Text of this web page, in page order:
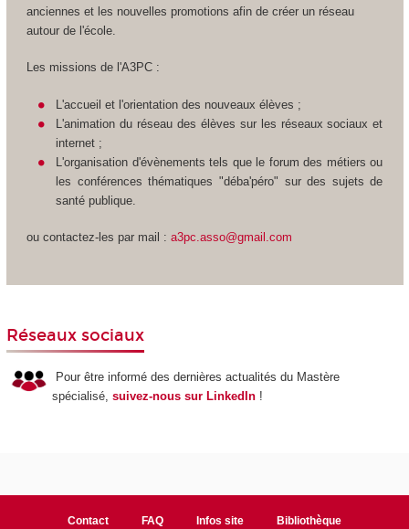
anciennes et les nouvelles promotions afin de créer un réseau
autour de l'école.
Les missions de l'A3PC :
L'accueil et l'orientation des nouveaux élèves ;
L'animation du réseau des élèves sur les réseaux sociaux et
internet ;
L'organisation d'évènements tels que le forum des métiers ou
les conférences thématiques "déba'péro" sur des sujets de
santé publique.
ou contactez-les par mail : a3pc.asso@gmail.com
Réseaux sociaux
Pour être informé des dernières actualités du Mastère
spécialisé, suivez-nous sur LinkedIn!
Contact FAQ Infos site Bibliothèque